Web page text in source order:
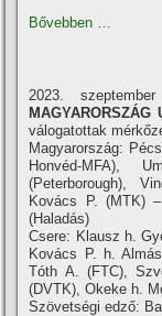
Bővebben …
2023.
MAGYARORSZÁG
válogatottak
Magyarország:
Honvéd-MFA),
(Peterborough),
Kovács P. (MTK)
(Haladás)
Csere: Klausz h.
Kovács P. h.
Tóth A. (FTC),
(DVTK), Okeke h.
Szövetségi edző: